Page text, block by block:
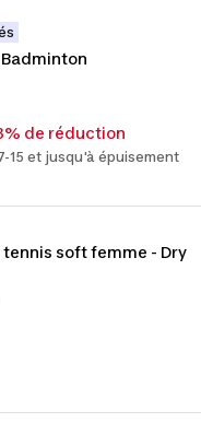
Badminton
de réduction
15 et jusqu'à épuisement
tennis soft femme - Dry